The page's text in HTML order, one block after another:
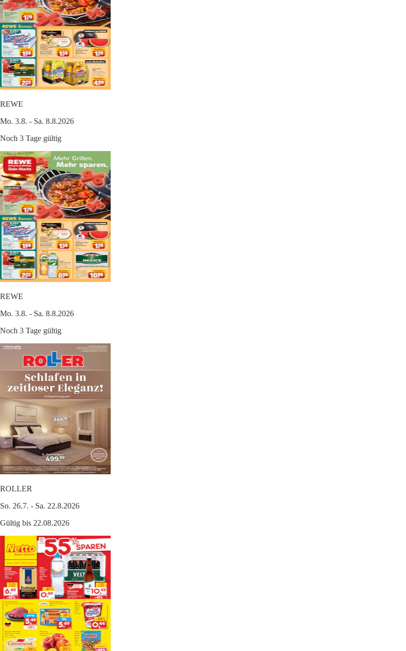
REWE
Mo. 3.8. - Sa. 8.8.2026
Noch 3 Tage gültig
REWE
Mo. 3.8. - Sa. 8.8.2026
Noch 3 Tage gültig
ROLLER
So. 26.7. - Sa. 22.8.2026
Gültig bis 22.08.2026